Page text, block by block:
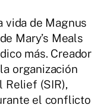
vida de Magnus
Mary’s Meals
más. Creador
organización
Relief (SIR),
el conflicto